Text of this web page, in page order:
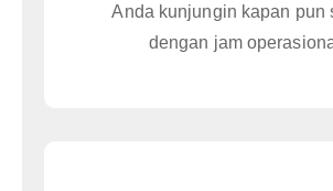
Anda kunjungin kapan pun
dengan jam